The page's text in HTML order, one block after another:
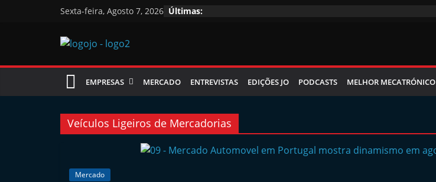
Sexta-feira, Agosto 7, 2026 Últimas:
Jornal
das
Oficinas
EMPRESAS MERCADO ENTREVISTAS EDIÇÕES JO PODCASTS MELHOR MECATRÓNICO
Veículos Ligeiros de Mercadorias
Mercado